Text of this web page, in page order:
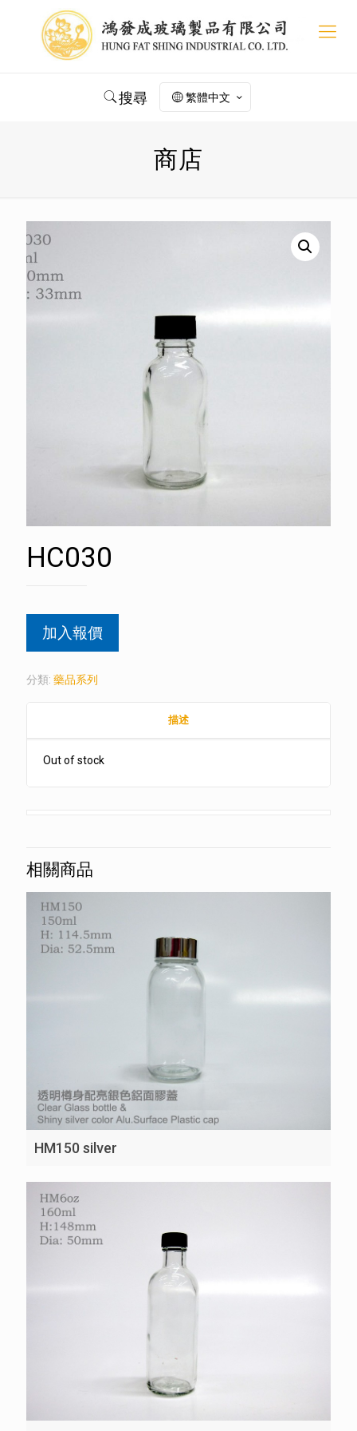
搜尋 繁體中文
商店
HC030
加入報價
分類: 藥品系列
描述
Out of stock
相關商品
HM150 silver